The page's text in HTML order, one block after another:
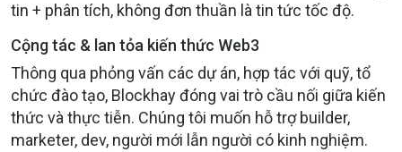
tin + phân tích, không đơn thuần là tin tức tốc độ.
Cộng tác & lan tỏa kiến thức Web3
Thông qua phỏng vấn các dự án, hợp tác với quỹ, tổ
chức đào tạo, Blockhay đóng vai trò cầu nối giữa kiến
thức và thực tiễn. Chúng tôi muốn hỗ trợ builder,
marketer, dev, người mới lẫn người có kinh nghiệm.